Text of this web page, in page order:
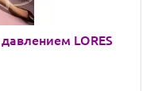
LORES